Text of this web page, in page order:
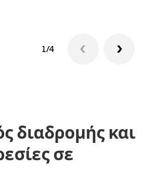
1/4
διαδρομής και
σε